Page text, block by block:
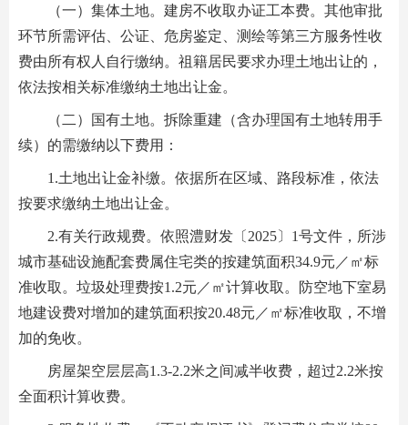
（一）集体土地。建房不收取办证工本费。其他审批
环节所需评估、公证、危房鉴定、测绘等第三方服务性收
费由所有权人自行缴纳。祖籍居民要求办理土地出让的，
依法按相关标准缴纳土地出让金。
（二）国有土地。拆除重建（含办理国有土地转用手
续）的需缴纳以下费用：
1.土地出让金补缴。依据所在区域、路段标准，依法
按要求缴纳土地出让金。
2.有关行政规费。依照澧财发〔2025〕1号文件，所涉
城市基础设施配套费属住宅类的按建筑面积34.9元／㎡标
准收取。垃圾处理费按1.2元／㎡计算收取。防空地下室易
地建设费对增加的建筑面积按20.48元／㎡标准收取，不增
加的免收。
房屋架空层层高1.3-2.2米之间减半收费，超过2.2米按
全面积计算收费。